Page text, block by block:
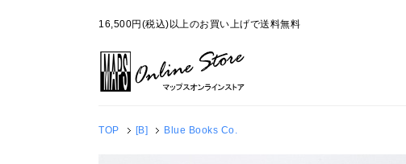
16,500円(税込)以上のお買い上げで送料無料
TOP [B] Blue Books Co.